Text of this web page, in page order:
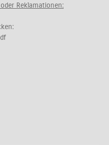
Reklamationen: